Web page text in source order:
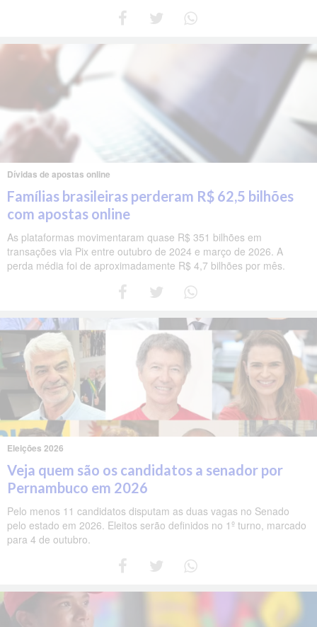
Dívidas de apostas online
Famílias brasileiras perderam R$ 62,5 bilhões
com apostas online
As plataformas movimentaram quase R$ 351 bilhões em
transações via Pix entre outubro de 2024 e março de 2026. A
perda média foi de aproximadamente R$ 4,7 bilhões por mês.
Eleições 2026
Veja quem são os candidatos a senador por
Pernambuco em 2026
Pelo menos 11 candidatos disputam as duas vagas no Senado
pelo estado em 2026. Eleitos serão definidos no 1º turno, marcado
para 4 de outubro.